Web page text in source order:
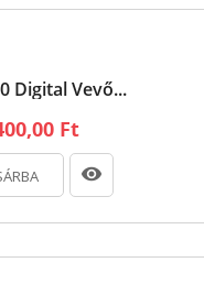
Digital Vevő...
Ft